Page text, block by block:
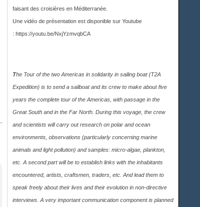
faisant des croisières en Méditerranée.
Une vidéo de présentation est disponible sur Youtube
: https://youtu.be/NxjYzmvqbCA
The Tour of the two Americas in solidarity in sailing boat (T2A
Expedition) is to send a sailboat and its crew to make about five
years the complete tour of the Americas, with passage in the
Great South and in the Far North. During this voyage, the crew
and scientists will carry out research on polar and ocean
environments, observations (particularly concerning marine
animals and light pollution) and samples: micro-algae, plankton,
etc. A second part will be to establish links with the inhabitants
encountered, artists, craftsmen, traders, etc. And lead them to
speak freely about their lives and their evolution in non-directive
interviews. A very important communication component is planned